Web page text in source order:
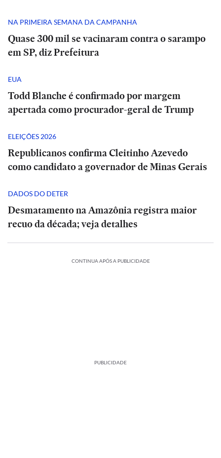
NA PRIMEIRA SEMANA DA CAMPANHA
Quase 300 mil se vacinaram contra o sarampo
em SP, diz Prefeitura
EUA
Todd Blanche é confirmado por margem
apertada como procurador-geral de Trump
ELEIÇÕES 2026
Republicanos confirma Cleitinho Azevedo
como candidato a governador de Minas Gerais
DADOS DO DETER
Desmatamento na Amazônia registra maior
recuo da década; veja detalhes
CONTINUA APÓS A PUBLICIDADE
PUBLICIDADE